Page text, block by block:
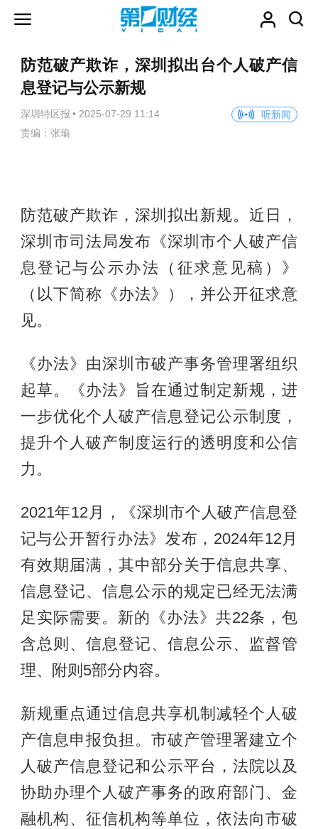
防范破产欺诈，深圳拟出台个人破产信
息登记与公示新规
深圳特区报 • 2025-07-29 11:14
听新闻
责编：张瑜
防范破产欺诈，深圳拟出新规。近日，
深圳市司法局发布《深圳市个人破产信
息登记与公示办法（征求意见稿）》
（以下简称《办法》），并公开征求意
见。
《办法》由深圳市破产事务管理署组织
起草。《办法》旨在通过制定新规，进
一步优化个人破产信息登记公示制度，
提升个人破产制度运行的透明度和公信
力。
2021年12月，《深圳市个人破产信息登
记与公开暂行办法》发布，2024年12月
有效期届满，其中部分关于信息共享、
信息登记、信息公示的规定已经无法满
足实际需要。新的《办法》共22条，包
含总则、信息登记、信息公示、监督管
理、附则5部分内容。
新规重点通过信息共享机制减轻个人破
产信息申报负担。市破产管理署建立个
人破产信息登记和公示平台，法院以及
协助办理个人破产事务的政府部门、金
融机构、征信机构等单位，依法向市破